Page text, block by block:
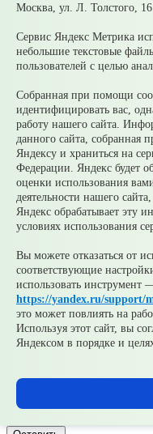
ukms2009@mail.ru(для
ФОРМА обращения
правонар..docx 27.14 КБ
Москва, ул. Л. Толстого,
Сервис Яндекс Метрика
небольшие текстовые
пользователей с целью
Собранная при помощи
идентифицировать вас,
работу нашего сайта.
данного сайта, собранная
Яндексу и храниться на
Федерации. Яндекс будет
оценки использования
деятельности нашего
Яндекс обрабатывает эту
условиях использования
Вы можете отказаться от
соответствующие
использовать инструмент
https://yandex.ru/support/
это может повлиять на
Используя этот сайт, вы
Яндексом в порядке и
© 2026 Официальный
Среднеуральск
Карта сайта Архив
Ваше сообщение
Приемная главы
Согласен(а) на